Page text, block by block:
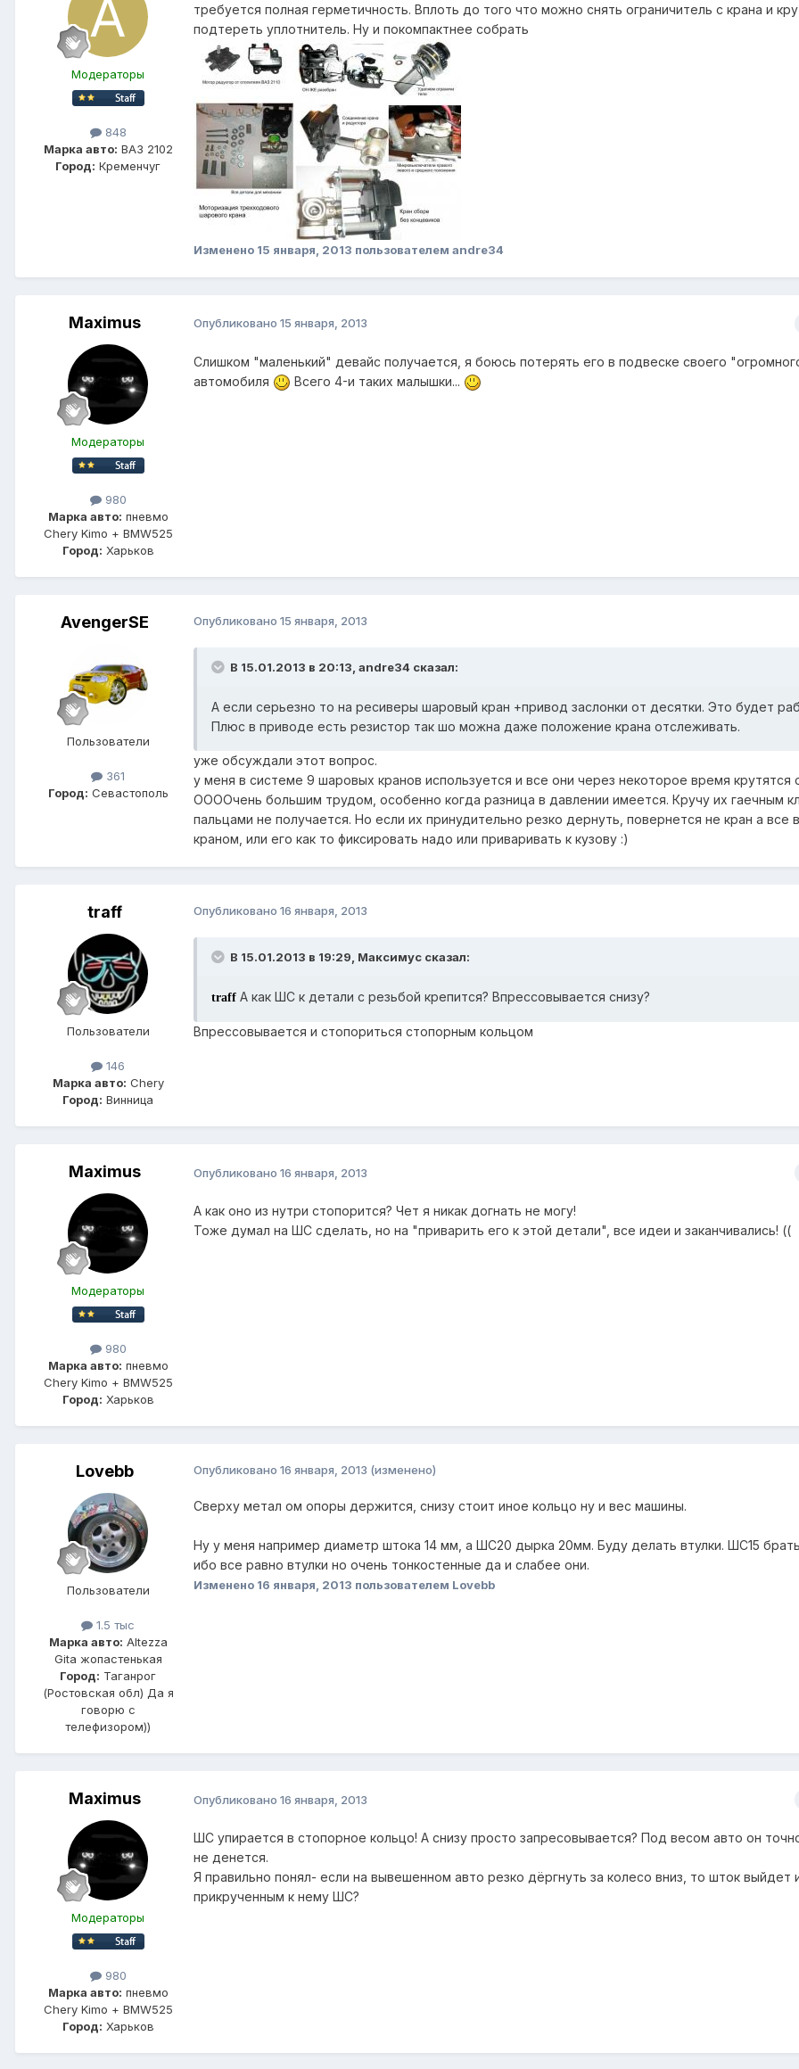
Модераторы
848
Марка авто: ВАЗ 2102
Город: Кременчуг
требуется полная герметичность. Вплоть до того что можно снять ограничитель с крана и
подтереть уплотнитель. Ну и покомпактнее собрать
Изменено 15 января, 2013 пользователем andre34
Maximus
Модераторы
980
Марка авто: пневмо
Chery Kimo + BMW525
Город: Харьков
Опубликовано 15 января, 2013
Слишком "маленький" девайс получается, я боюсь потерять его в подвеске своего
автомобиля
Всего 4-и таких малышки...
AvengerSE
Пользователи
361
Город: Севастополь
Опубликовано 15 января, 2013
В 15.01.2013 в 20:13, andre34 сказал:
А если серьезно то на ресиверы шаровый кран +привод заслонки от десятки. Это будет
Плюс в приводе есть резистор так шо можна даже положение крана отслеживать.
уже обсуждали этот вопрос.
у меня в системе 9 шаровых кранов используется и все они через некоторое время крутятся
ООООчень большим трудом, особенно когда разница в давлении имеется. Кручу их гаечным
пальцами не получается. Но если их принудительно резко дернуть, повернется не кран а все
краном, или его как то фиксировать надо или приваривать к кузову :)
traff
Пользователи
146
Марка авто: Chery
Город: Винница
Опубликовано 16 января, 2013
В 15.01.2013 в 19:29, Максимус сказал:
traff А как ШС к детали с резьбой крепится? Впрессовывается снизу?
Впрессовывается и стопориться стопорным кольцом
Maximus
Модераторы
980
Марка авто: пневмо
Chery Kimo + BMW525
Город: Харьков
Опубликовано 16 января, 2013
А как оно из нутри стопорится? Чет я никак догнать не могу!
Тоже думал на ШС сделать, но на "приварить его к этой детали", все идеи и заканчивались! ((
Lovebb
Пользователи
1.5 тыс
Марка авто: Altezza
Gita жопастенькая
Город: Таганрог
(Ростовская обл) Да я
говорю с
телефизором))
Опубликовано 16 января, 2013 (изменено)
Сверху метал ом опоры держится, снизу стоит иное кольцо ну и вес машины.
Ну у меня например диаметр штока 14 мм, а ШС20 дырка 20мм. Буду делать втулки. ШС15
ибо все равно втулки но очень тонкостенные да и слабее они.
Изменено 16 января, 2013 пользователем Lovebb
Maximus
Модераторы
980
Марка авто: пневмо
Chery Kimo + BMW525
Город: Харьков
Опубликовано 16 января, 2013
ШС упирается в стопорное кольцо! А снизу просто запресовывается? Под весом авто он
не денется.
Я правильно понял- если на вывешенном авто резко дёргнуть за колесо вниз, то шток выйдет
прикрученным к нему ШС?